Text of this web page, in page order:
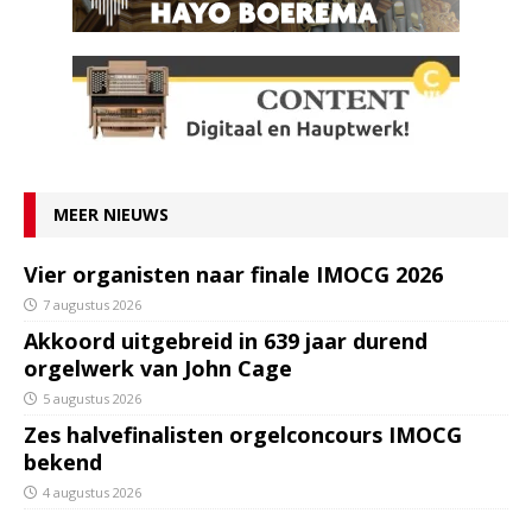
MEER NIEUWS
Vier organisten naar finale IMOCG 2026
7 augustus 2026
Akkoord uitgebreid in 639 jaar durend
orgelwerk van John Cage
5 augustus 2026
Zes halvefinalisten orgelconcours IMOCG
bekend
4 augustus 2026